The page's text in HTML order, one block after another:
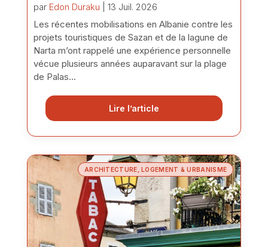
par Edon Duraku | 13 Juil. 2026
Les récentes mobilisations en Albanie contre les
projets touristiques de Sazan et de la lagune de
Narta m’ont rappelé une expérience personnelle
vécue plusieurs années auparavant sur la plage
de Palas...
Lire l’article
ARCHITECTURE, LOGEMENT & URBANISME